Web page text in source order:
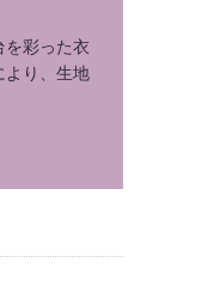
を彩った衣
より、生地